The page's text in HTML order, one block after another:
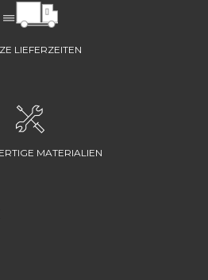
LIEFERZEITEN
MATERIALIEN